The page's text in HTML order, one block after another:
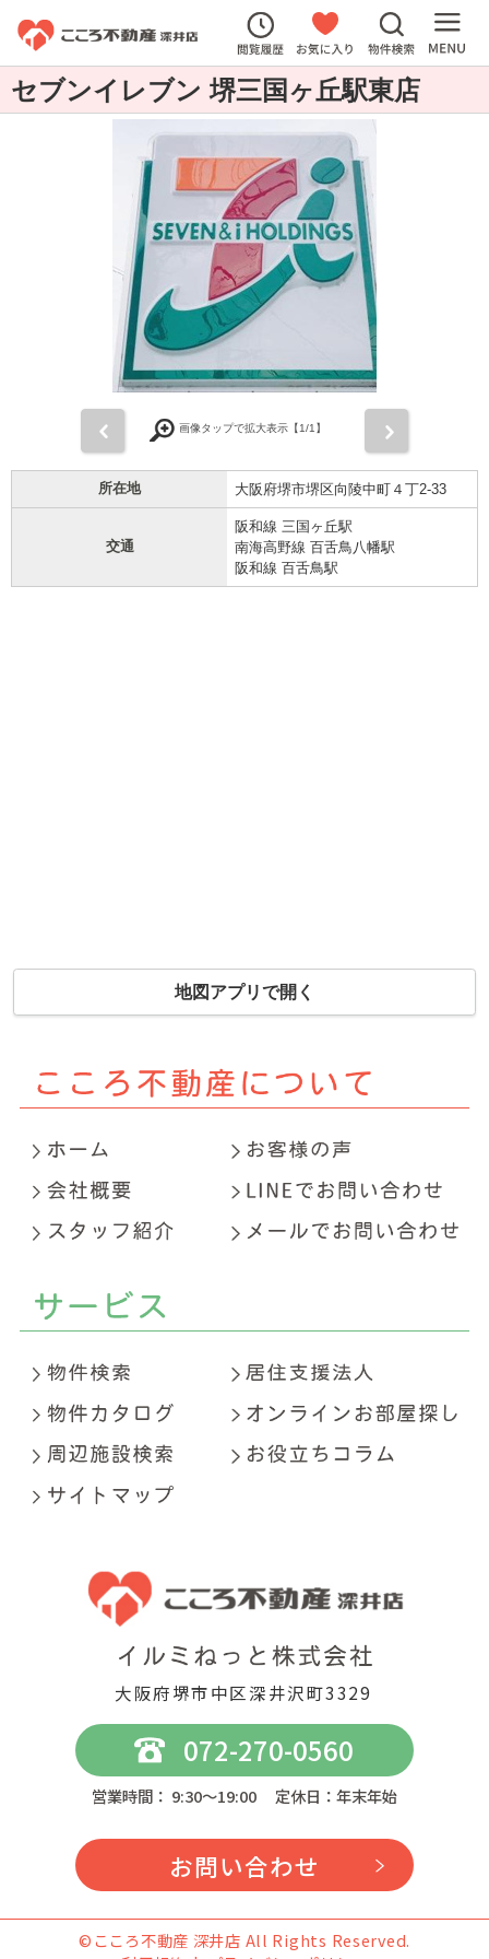
セブンイレブン 堺三国ヶ丘駅東店
画像タップで拡大表示【1/1】
所在地 大阪府堺市堺区向陵中町４丁2-33
交通
阪和線 三国ヶ丘駅
南海高野線 百舌鳥八幡駅
阪和線 百舌鳥駅
地図アプリで開く
大阪府堺市中区深井沢町3329
072-270-0560
営業時間： 9:30～19:00 定休日：年末年始
お問い合わせ
©こころ不動産 深井店 All Rights Reserved.